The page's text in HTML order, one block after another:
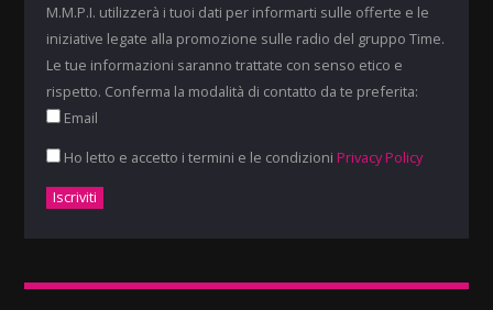
M.M.P.I. utilizzerà i tuoi dati per informarti sulle offerte e le
iniziative legate alla promozione sulle radio del gruppo Time.
Le tue informazioni saranno trattate con senso etico e
rispetto. Conferma la modalità di contatto da te preferita:
Email
Ho letto e accetto i termini e le condizioni Privacy Policy